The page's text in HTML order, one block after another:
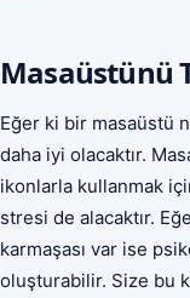
Masaüstünü
Eğer ki bir masaüstü
daha iyi olacaktır.
ikonlarla kullanmak
stresi de alacaktır.
karmaşası var ise
oluşturabilir. Size bu